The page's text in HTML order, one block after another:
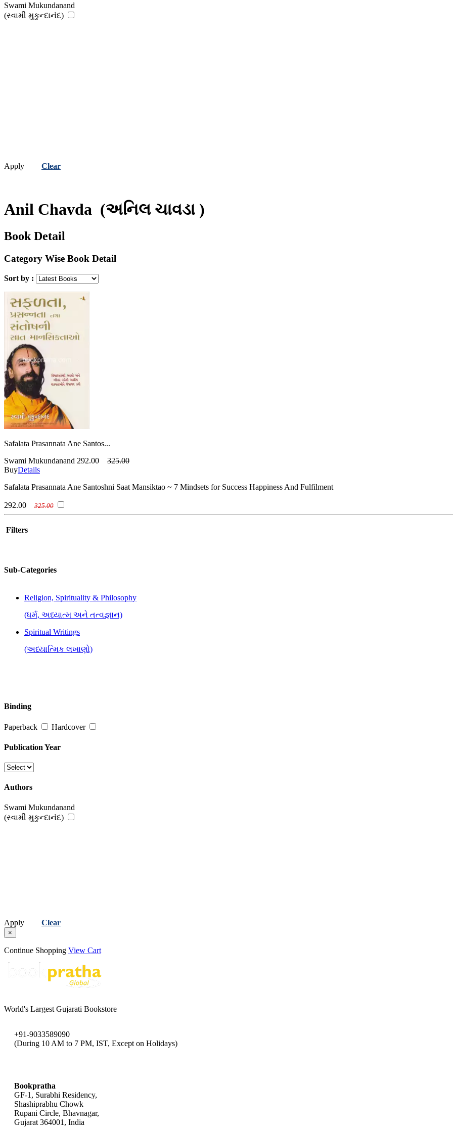
Swami Mukundanand
(સ્વામી મુકુન્દાનંદ)
Apply Clear
Anil Chavda (અનિલ ચાવડા )
Book Detail
Category Wise Book Detail
Sort by :
Safalata Prasannata Ane Santos...
Swami Mukundanand 292.00
325.00
BuyDetails
Safalata Prasannata Ane Santoshni Saat Mansiktao ~ 7 Mindsets for Success Happiness And Fulfilment
292.00 325.00
Filters
Sub-Categories
Religion, Spirituality & Philosophy
(ધર્મ, અધ્યાત્મ અને તત્વજ્ઞાન)
Spiritual Writings
(અધ્યાત્મિક લખાણો)
Binding
Paperback Hardcover
Publication Year
Authors
Swami Mukundanand
(સ્વામી મુકુન્દાનંદ)
Apply Clear
×
Continue Shopping View Cart
World's Largest Gujarati Bookstore
+91-9033589090
(During 10 AM to 7 PM, IST, Except on Holidays)
Bookpratha
GF-1, Surabhi Residency,
Shashiprabhu Chowk
Rupani Circle, Bhavnagar,
Gujarat 364001, India